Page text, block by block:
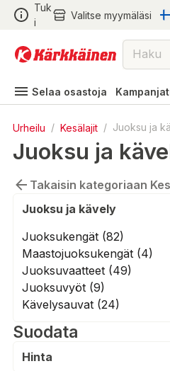
Tuk
i
Valitse myymäläsi
Selaa osastoja
Urheilu / Kesälajit / Juoksu ja
Juoksu ja
Takaisin kategoriaan
Juoksu ja kävely
Juoksukengät (82)
Maastojuoksukengät (4)
Juoksuvaatteet (49)
Juoksuvyöt (9)
Kävelysauvat (24)
Suodata
Hinta